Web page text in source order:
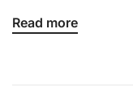
Read more